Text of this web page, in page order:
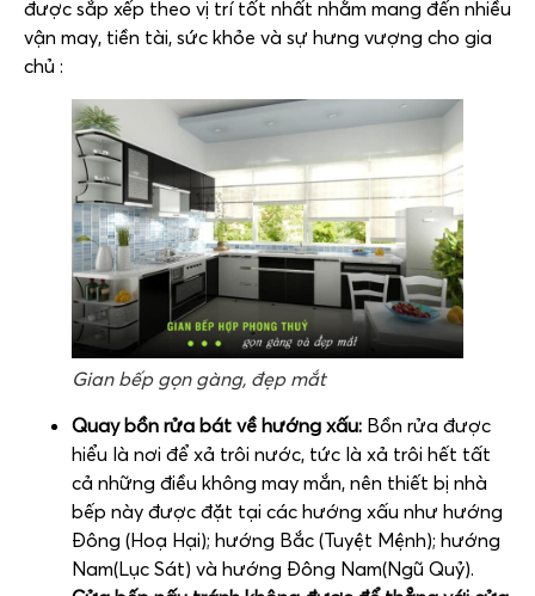
được sắp xếp theo vị trí tốt nhất nhằm mang đến nhiều
vận may, tiền tài, sức khỏe và sự hưng vượng cho gia
chủ :
Gian bếp gọn gàng, đẹp mắt
Quay bồn rửa bát về hướng xấu: Bồn rửa được
hiểu là nơi để xả trôi nước, tức là xả trôi hết tất
cả những điều không may mắn, nên thiết bị nhà
bếp này được đặt tại các hướng xấu như hướng
Đông (Hoạ Hại); hướng Bắc (Tuyệt Mệnh); hướng
Nam(Lục Sát) và hướng Đông Nam(Ngũ Quỷ).